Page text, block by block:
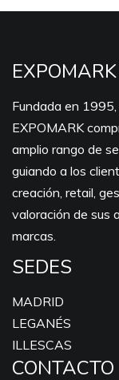
EXPOMARK
Fundada en 1995,
EXPOMARK
amplio rango de
guiando a los
creación, retail,
valoración de sus
marcas.
SEDES
MADRID
LEGANÉS
ILLESCAS
CONTACTO